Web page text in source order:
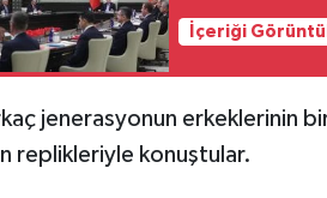
İçeriği
jenerasyonun erkeklerinin
replikleriyle konuştular.